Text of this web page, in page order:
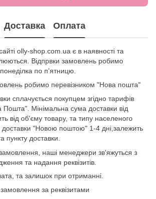
Доставка Оплата
olly-shop.com.ua є в наявності та
Відпрвки замовлень робимо
по п'ятницю.
робимо перевізником "Нова пошта"
сплачується покупцем згідно тарифів
Пошта". Мінімальна сума доставки від
від об'єму товару, та типу населеного
доставки "Новою поштою" 1-4 дні,залежить
пункту доставки.
наші менеджери зв'яжуться з
та надання реквізитів.
та залишок при отриманні.
за реквізитами